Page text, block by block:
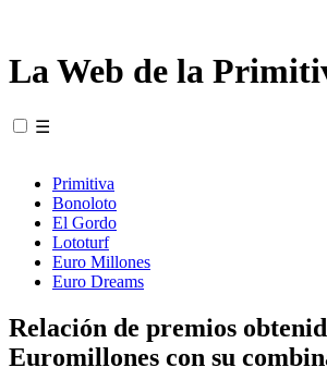
La Web de la
☰
Primitiva
Bonoloto
El Gordo
Lototurf
Euro Millones
Euro Dreams
Relación de premios
Euromillones con su